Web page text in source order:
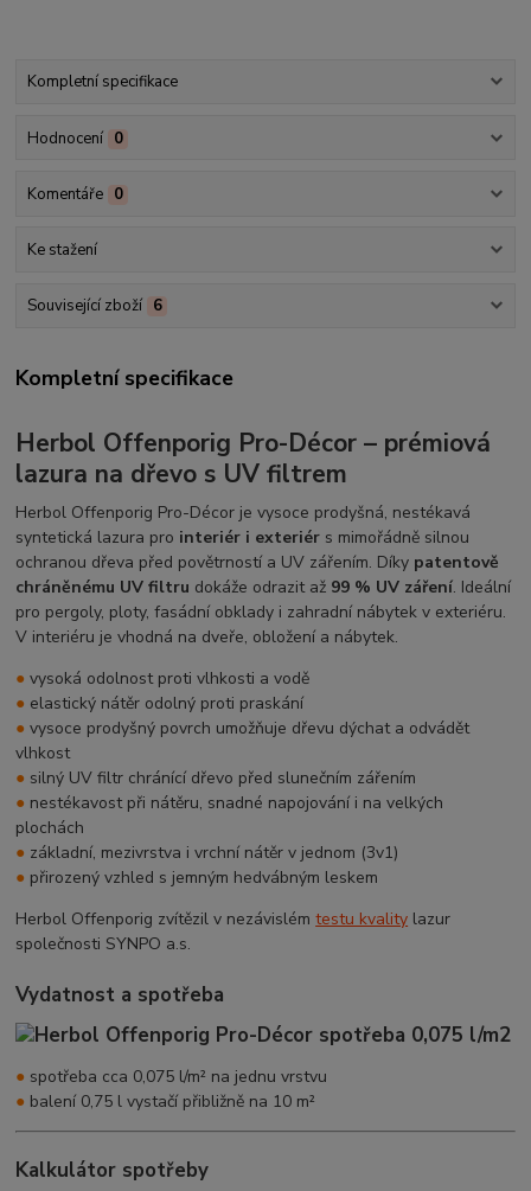
Kompletní specifikace
Hodnocení 0
Komentáře 0
Ke stažení
Související zboží 6
Kompletní specifikace
Herbol Offenporig Pro-Décor – prémiová
lazura na dřevo s UV filtrem
Herbol Offenporig Pro-Décor je vysoce prodyšná, nestékavá
syntetická lazura pro interiér i exteriér s mimořádně silnou
ochranou dřeva před povětrností a UV zářením. Díky patentově
chráněnému UV filtru dokáže odrazit až 99 % UV záření. Ideální
pro pergoly, ploty, fasádní obklady i zahradní nábytek v exteriéru.
V interiéru je vhodná na dveře, obložení a nábytek.
● vysoká odolnost proti vlhkosti a vodě
● elastický nátěr odolný proti praskání
● vysoce prodyšný povrch umožňuje dřevu dýchat a odvádět
vlhkost
● silný UV filtr chránící dřevo před slunečním zářením
● nestékavost při nátěru, snadné napojování i na velkých
plochách
● základní, mezivrstva i vrchní nátěr v jednom (3v1)
● přirozený vzhled s jemným hedvábným leskem
Herbol Offenporig zvítězil v nezávislémtestu kvality lazur
společnosti SYNPO a.s.
Vydatnost a spotřeba
● spotřeba cca 0,075 l/m² na jednu vrstvu
● balení 0,75 l vystačí přibližně na 10 m²
Kalkulátor spotřeby